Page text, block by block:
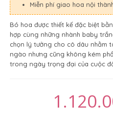
Miễn phí giao hoa nội
Bó hoa được thiết kế đặc biệt
hợp cùng những nhành baby
chọn lý tưởng cho cô dâu nhằm
ngào nhưng cũng không kém
trong ngày trọng đại của cuộc